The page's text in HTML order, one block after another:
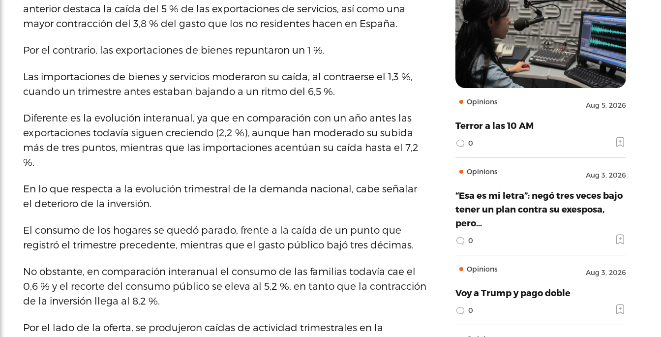
anterior destaca la caída del 5 % de las exportaciones de servicios, así como una
mayor contracción del 3,8 % del gasto que los no residentes hacen en España.
Por el contrario, las exportaciones de bienes repuntaron un 1 %.
Las importaciones de bienes y servicios moderaron su caída, al contraerse el 1,3 %,
cuando un trimestre antes estaban bajando a un ritmo del 6,5 %.
Diferente es la evolución interanual, ya que en comparación con un año antes las
exportaciones todavía siguen creciendo (2,2 %), aunque han moderado su subida
más de tres puntos, mientras que las importaciones acentúan su caída hasta el 7,2
%.
En lo que respecta a la evolución trimestral de la demanda nacional, cabe señalar
el deterioro de la inversión.
El consumo de los hogares se quedó parado, frente a la caída de un punto que
registró el trimestre precedente, mientras que el gasto público bajó tres décimas.
No obstante, en comparación interanual el consumo de las familias todavía cae el
0,6 % y el recorte del consumo público se eleva al 5,2 %, en tanto que la contracción
de la inversión llega al 8,2 %.
Por el lado de la oferta, se produjeron caídas de actividad trimestrales en la
Opinions Aug 5, 2026
Terror a las 10 AM
0
Opinions Aug 3, 2026
“Esa es mi letra”: negó tres veces bajo
tener un plan contra su exesposa,
pero…
0
Opinions Aug 3, 2026
Voy a Trump y pago doble
0